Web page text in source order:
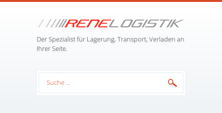
Der Spezialist für Lagerung, Transport, Verladen an
Ihrer Seite.
Suchformular